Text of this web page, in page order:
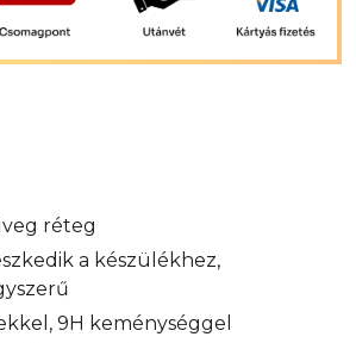
réteg
a készülékhez,
9H keménységgel